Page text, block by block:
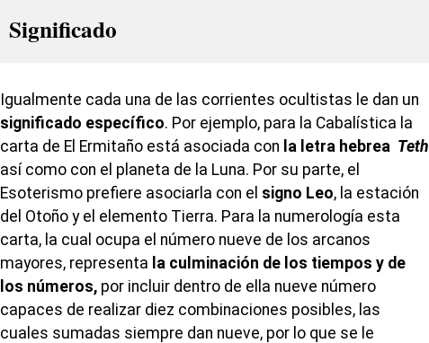
Significado
Igualmente cada una de las corrientes ocultistas le dan un
significado específico. Por ejemplo, para la Cabalística la
carta de El Ermitaño está asociada con la letra hebrea Teth
así como con el planeta de la Luna. Por su parte, el
Esoterismo prefiere asociarla con el signo Leo, la estación
del Otoño y el elemento Tierra. Para la numerología esta
carta, la cual ocupa el número nueve de los arcanos
mayores, representa la culminación de los tiempos y de
los números, por incluir dentro de ella nueve número
capaces de realizar diez combinaciones posibles, las
cuales sumadas siempre dan nueve, por lo que se le